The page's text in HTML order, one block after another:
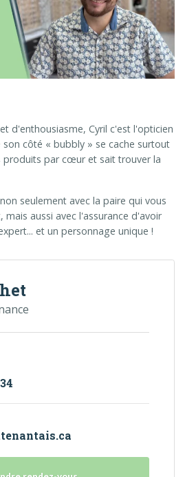
d'enthousiasme, Cyril c'est l'opticien
côté « bubbly » se cache surtout
produits par cœur et sait trouver la
seulement avec la paire qui vous
aussi avec l'assurance d'avoir
et un personnage unique !